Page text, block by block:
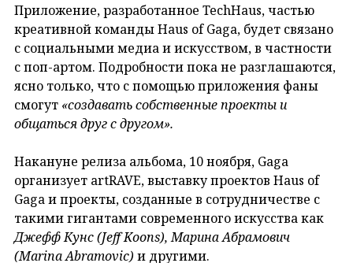
Приложение, разработанное TechHaus, частью
креативной команды Haus of Gaga, будет связано
с социальными медиа и искусством, в частности
с поп-артом. Подробности пока не разглашаются,
ясно только, что с помощью приложения фаны
смогут «создавать собственные проекты и
общаться друг с другом».
Накануне релиза альбома, 10 ноября, Gaga
организует artRAVE, выставку проектов Haus of
Gaga и проекты, созданные в сотрудничестве с
такими гигантами современного искусства как
Джефф Кунс (Jeff Koons), Марина Абрамович
(Marina Abramovic) и другими.